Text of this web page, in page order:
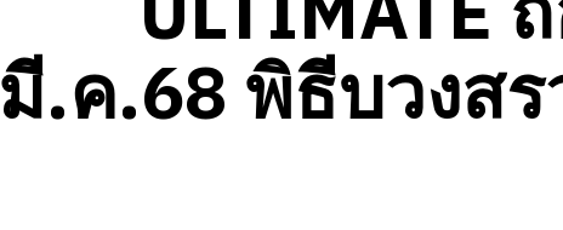
มี.ค.68 พิธีบวงส